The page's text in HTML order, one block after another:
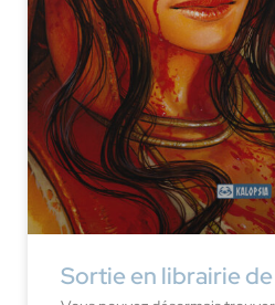
Sortie en librairie